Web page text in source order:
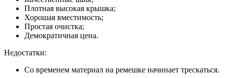
Плотная высокая крышка;
Хорошая вместимость;
Простая очистка;
Демократичная цена.
Недостатки:
Со временем материал на ремешке начинает трескаться.